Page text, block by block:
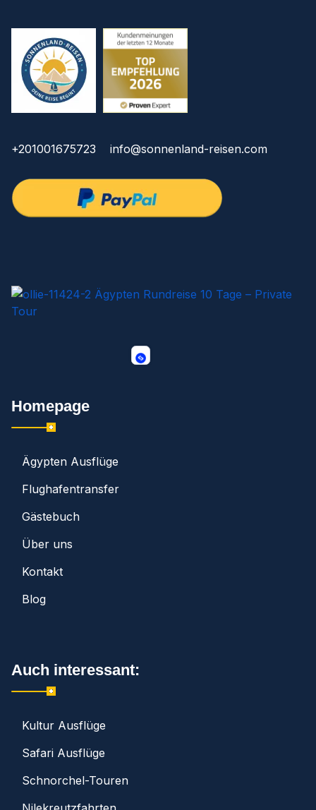
+201001675723 info@sonnenland-reisen.com
Homepage
Ägypten Ausflüge
Flughafentransfer
Gästebuch
Über uns
Kontakt
Blog
Auch interessant:
Kultur Ausflüge
Safari Ausflüge
Schnorchel-Touren